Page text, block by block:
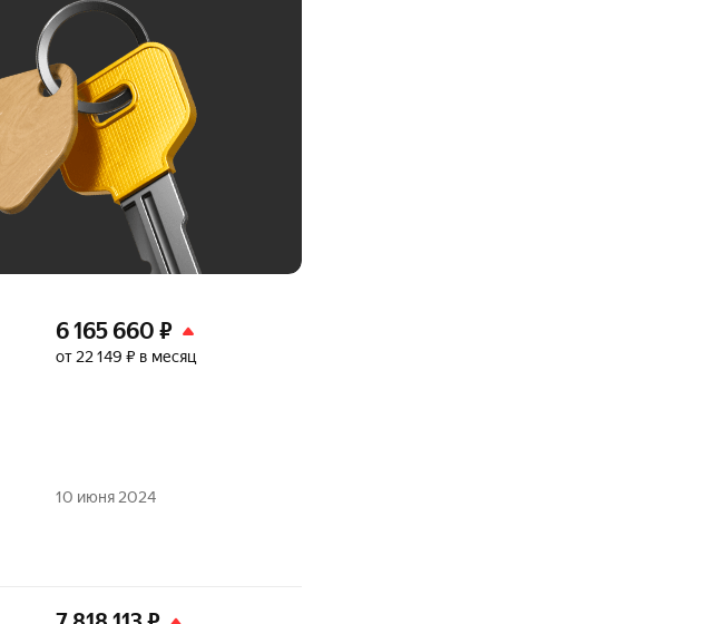
6 165 660 ₽
от 22 149 ₽ в месяц
10 июня 2024